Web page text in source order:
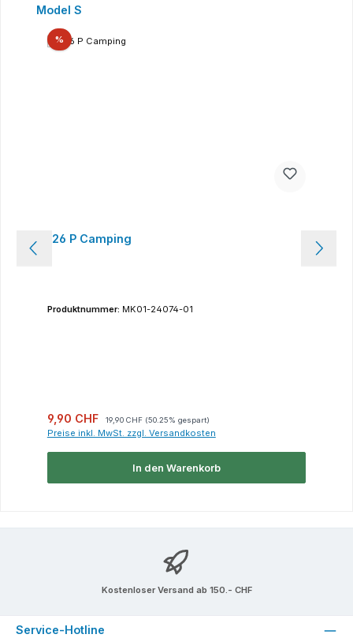
Produktgalerie überspringen
Model S
%Rabatt
126 P Camping
Produktnummer: MK01-24074-01
Verkaufspreis:
9,90 CHF Regulärer Preis:
19,90 CHF (50.25% gespart)
Preise inkl. MwSt. zzgl. Versandkosten
In den Warenkorb
Kostenloser Versand ab 150.- CHF
Service-Hotline